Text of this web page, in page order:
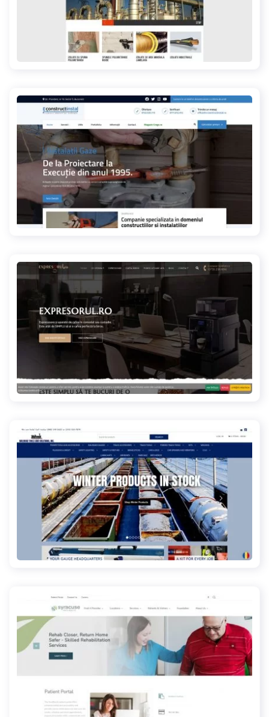
acmoizoterm.ro
e-constructinstal.ro
expresorul.ro
rrtools.com
syracuseareahealth.com